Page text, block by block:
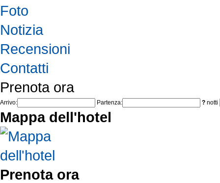
Foto
Notizia
Recensioni
Contatti
Prenota ora
Arrivo: Partenza: ? notti
Mappa dell'hotel
Prenota ora